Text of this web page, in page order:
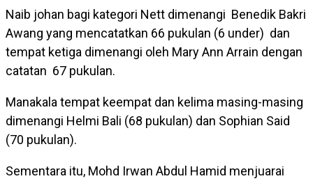
Naib johan bagi kategori Nett dimenangi Benedik Bakri
Awang yang mencatatkan 66 pukulan (6 under) dan
tempat ketiga dimenangi oleh Mary Ann Arrain dengan
catatan 67 pukulan.
Manakala tempat keempat dan kelima masing-masing
dimenangi Helmi Bali (68 pukulan) dan Sophian Said
(70 pukulan).
Sementara itu, Mohd Irwan Abdul Hamid menjuarai